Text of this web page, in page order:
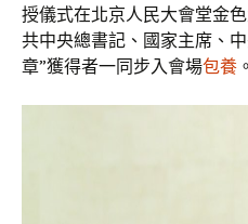
授儀式在北京人民大會堂金
共中央總書記、國家主席、
章”獲得者一同步入會場包養